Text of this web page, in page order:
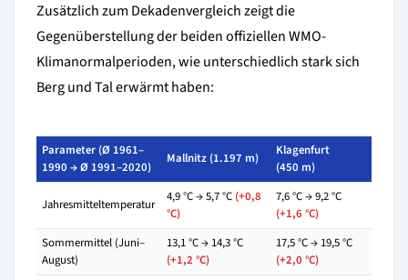
Zusätzlich zum Dekadenvergleich zeigt die
Gegenüberstellung der beiden offiziellen WMO-
Klimanormalperioden, wie unterschiedlich stark sich
Berg und Tal erwärmt haben:
Parameter (Ø 1961–
1990 → Ø 1991–2020)
Mallnitz (1.197 m)
Klagenfurt
(450 m)
Jahresmitteltemperatur 4,9 °C → 5,7 °C (+0,8
°C)
7,6 °C → 9,2 °C
(+1,6 °C)
Sommermittel (Juni–
August)
13,1 °C → 14,3 °C
(+1,2 °C)
17,5 °C → 19,5 °C
(+2,0 °C)